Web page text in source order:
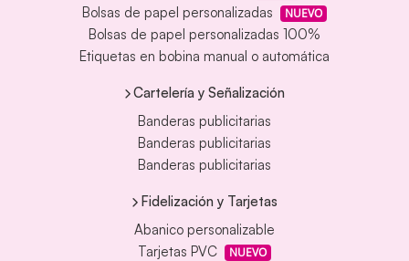
Bolsas de papel personalizadas NUEVO
Bolsas de papel personalizadas 100%
Etiquetas en bobina manual o automática
Cartelería y Señalización
Banderas publicitarias
Banderas publicitarias
Banderas publicitarias
Fidelización y Tarjetas
Abanico personalizable
Tarjetas PVC
NUEVO